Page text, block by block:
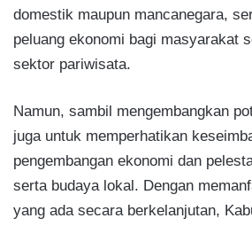
domestik maupun mancanegara,
peluang ekonomi bagi masyarakat
sektor pariwisata.
Namun, sambil mengembangkan
juga untuk memperhatikan
pengembangan ekonomi dan
serta budaya lokal. Dengan
yang ada secara berkelanjutan,